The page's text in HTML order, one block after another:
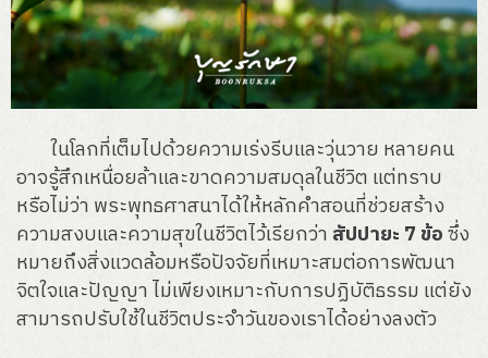
ในโลกที่เต็มไปด้วยความเร่งรีบและวุ่นวาย หลายคน
อาจรู้สึกเหนื่อยล้าและขาดความสมดุลในชีวิต แต่ทราบ
หรือไม่ว่า พระพุทธศาสนาได้ให้หลักคำสอนที่ช่วยสร้าง
ความสงบและความสุขในชีวิตไว้เรียกว่า สัปปายะ 7 ข้อซึ่ง
หมายถึงสิ่งแวดล้อมหรือปัจจัยที่เหมาะสมต่อการพัฒนา
จิตใจและปัญญา ไม่เพียงเหมาะกับการปฏิบัติธรรม แต่ยัง
สามารถปรับใช้ในชีวิตประจำวันของเราได้อย่างลงตัว